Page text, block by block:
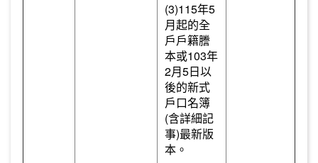
(3)115年5
月起的全
戶戶籍謄
本或103年
2月5日以
後的新式
戶口名簿
(含詳細記
事)最新版
本。